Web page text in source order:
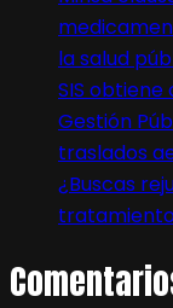
la salud
SIS
Gestión
traslados
¿Buscas